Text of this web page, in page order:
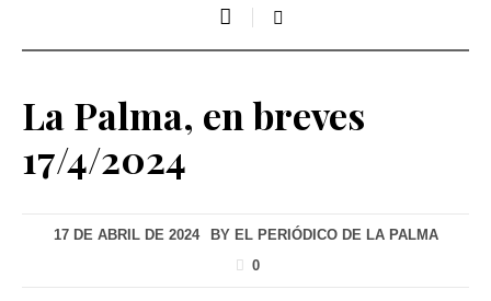
La Palma, en breves
17/4/2024
17 DE ABRIL DE 2024 BY EL PERIÓDICO DE LA PALMA
0